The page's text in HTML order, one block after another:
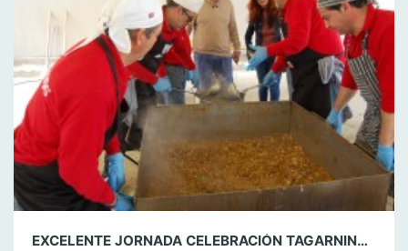
EXCELENTE JORNADA CELEBRACIÓN TAGARNINADA EN LOS BARRIOS.